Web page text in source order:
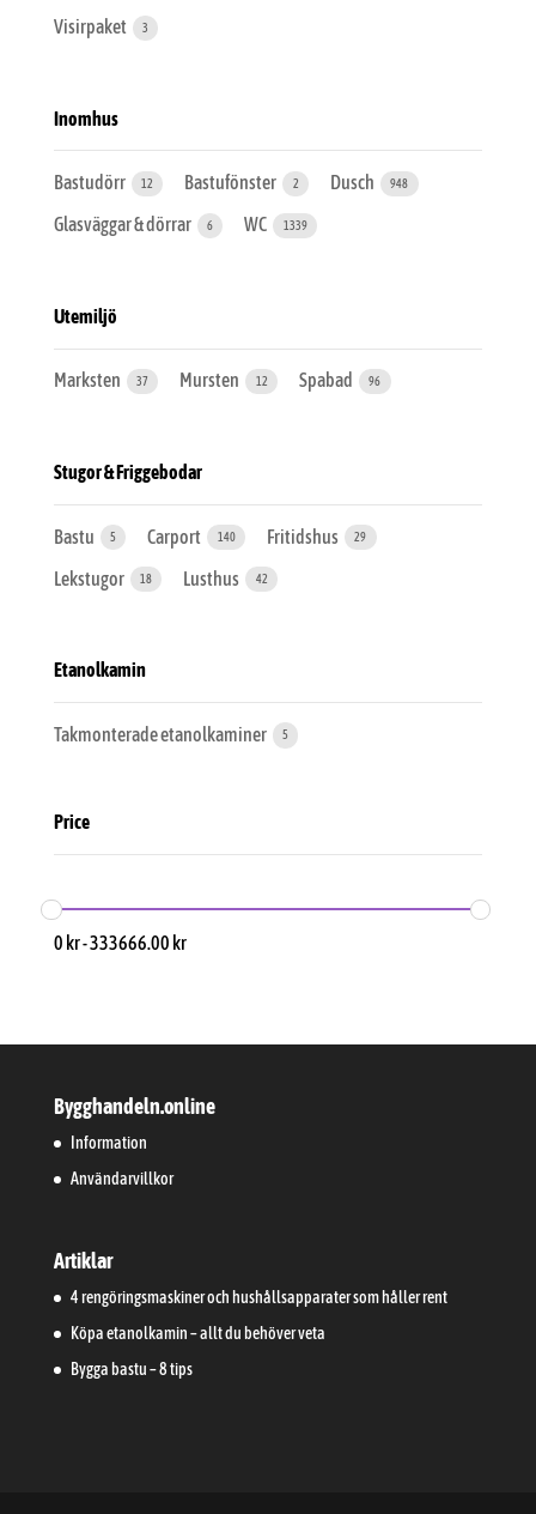
Visirpaket 3
Inomhus
Bastudörr 12 Bastufönster 2 Dusch 948
Glasväggar & dörrar 6 WC 1339
Utemiljö
Marksten 37 Mursten 12 Spabad 96
Stugor & Friggebodar
Bastu 5 Carport 140 Fritidshus 29
Lekstugor 18 Lusthus 42
Etanolkamin
Takmonterade etanolkaminer 5
Price
0 kr-333666.00 kr
Bygghandeln.online
Information
Användarvillkor
Artiklar
4 rengöringsmaskiner och hushållsapparater som håller rent
Köpa etanolkamin – allt du behöver veta
Bygga bastu – 8 tips